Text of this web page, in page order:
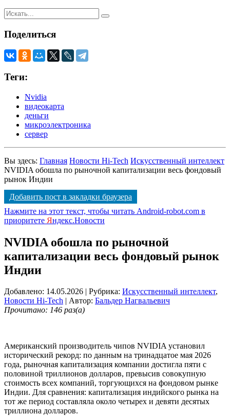
Поделиться
Теги:
Nvidia
видеокарта
деньги
микроэлектроника
сервер
Вы здесь: Главная Новости Hi-Tech Искусственный интеллект
NVIDIA обошла по рыночной капитализации весь фондовый
рынок Индии
Добавить пост в закладки браузера
Нажмите на этот текст, чтобы читать Android-robot.com в
приоритете Яндекс.Новости
NVIDIA обошла по рыночной
капитализации весь фондовый рынок
Индии
Добавлено: 14.05.2026 | Рубрика: Искусственный интеллект,
Новости Hi-Tech | Автор: Бальдер Нагвальевич
Прочитано: 146 раз(а)
Американский производитель чипов NVIDIA установил
исторический рекорд: по данным на тринадцатое мая 2026
года, рыночная капитализация компании достигла пяти с
половиной триллионов долларов, превысив совокупную
стоимость всех компаний, торгующихся на фондовом рынке
Индии. Для сравнения: капитализация индийского рынка на
тот же период составляла около четырех и девяти десятых
триллиона долларов.